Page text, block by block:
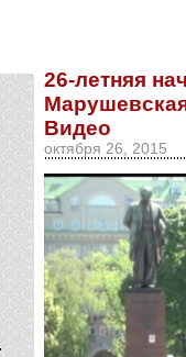
26-летняя
Видео
октября 26, 2015